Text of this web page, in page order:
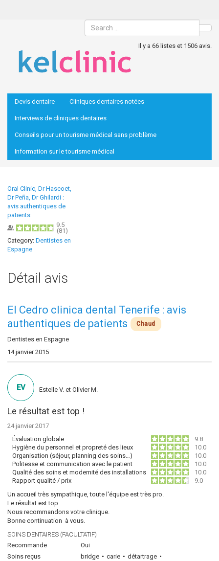
Il y a 66 listes et 1506 avis.
Devis dentaire Cliniques dentaires notées
Interviews de cliniques dentaires
Conseils pour un tourisme médical sans problème
Information sur le tourisme médical
Oral Clinic, Dr Hascoet,
Dr Peña, Dr Ghilardi :
avis authentiques de
patients
9.5
(81 )
Category: Dentistes en
Espagne
Détail avis
El Cedro clinica dental Tenerife : avis
authentiques de patients
Chaud
Dentistes en Espagne
14 janvier 2015
Le résultat est top !
24 janvier 2017
Évaluation globale
9.8
Hygiène du personnel et propreté des lieux
10.0
Organisation (séjour, planning des soins…)
10.0
Politesse et communication avec le patient
10.0
Qualité des soins et modernité des installations
10.0
Rapport qualité / prix
9.0
Un accueil très sympathique, toute l'équipe est très pro.
Le résultat est top.
Nous recommandons votre clinique.
Bonne continuation à vous.
SOINS DENTAIRES (FACULTATIF)
Recommande
Oui
Soins reçus
bridge carie
détartrage
EV Estelle V. et Olivier M.